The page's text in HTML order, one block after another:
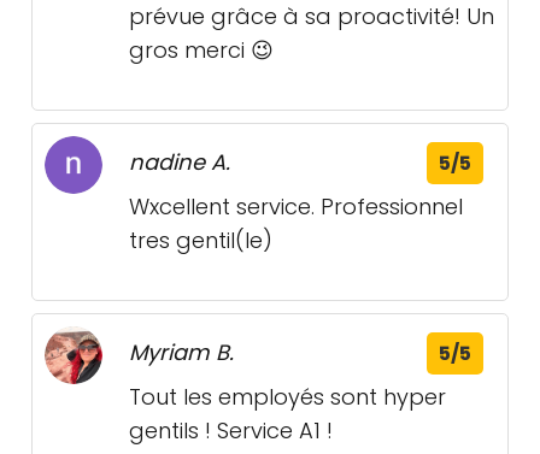
prévue grâce à sa proactivité! Un
gros merci 😉
nadine A. 5/5
Wxcellent service. Professionnel
tres gentil(le)
Myriam B. 5/5
Tout les employés sont hyper
gentils ! Service A1 !